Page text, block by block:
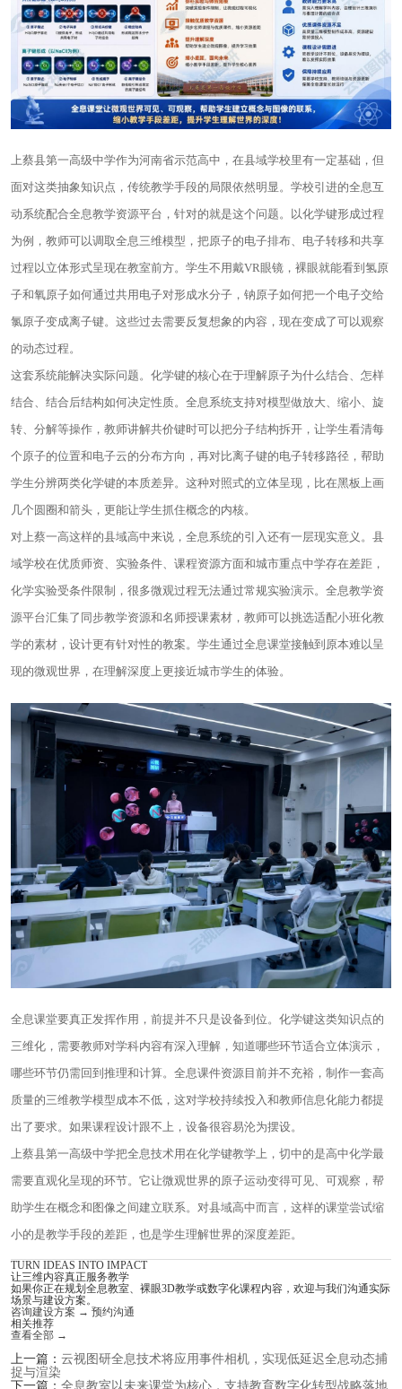
上蔡县第一高级中学作为河南省示范高中，在县域学校里有一定基础，但
面对这类抽象知识点，传统教学手段的局限依然明显。学校引进的全息互
动系统配合全息教学资源平台，针对的就是这个问题。以化学键形成过程
为例，教师可以调取全息三维模型，把原子的电子排布、电子转移和共享
过程以立体形式呈现在教室前方。学生不用戴VR眼镜，裸眼就能看到氢原
子和氧原子如何通过共用电子对形成水分子，钠原子如何把一个电子交给
氯原子变成离子键。这些过去需要反复想象的内容，现在变成了可以观察
的动态过程。
这套系统能解决实际问题。化学键的核心在于理解原子为什么结合、怎样
结合、结合后结构如何决定性质。全息系统支持对模型做放大、缩小、旋
转、分解等操作，教师讲解共价键时可以把分子结构拆开，让学生看清每
个原子的位置和电子云的分布方向，再对比离子键的电子转移路径，帮助
学生分辨两类化学键的本质差异。这种对照式的立体呈现，比在黑板上画
几个圆圈和箭头，更能让学生抓住概念的内核。
对上蔡一高这样的县域高中来说，全息系统的引入还有一层现实意义。县
域学校在优质师资、实验条件、课程资源方面和城市重点中学存在差距，
化学实验受条件限制，很多微观过程无法通过常规实验演示。全息教学资
源平台汇集了同步教学资源和名师授课素材，教师可以挑选适配小班化教
学的素材，设计更有针对性的教案。学生通过全息课堂接触到原本难以呈
现的微观世界，在理解深度上更接近城市学生的体验。
全息课堂要真正发挥作用，前提并不只是设备到位。化学键这类知识点的
三维化，需要教师对学科内容有深入理解，知道哪些环节适合立体演示，
哪些环节仍需回到推理和计算。全息课件资源目前并不充裕，制作一套高
质量的三维教学模型成本不低，这对学校持续投入和教师信息化能力都提
出了要求。如果课程设计跟不上，设备很容易沦为摆设。
上蔡县第一高级中学把全息技术用在化学键教学上，切中的是高中化学最
需要直观化呈现的环节。它让微观世界的原子运动变得可见、可观察，帮
助学生在概念和图像之间建立联系。对县域高中而言，这样的课堂尝试缩
小的是教学手段的差距，也是学生理解世界的深度差距。
TURN IDEAS INTO IMPACT
让三维内容真正服务教学
如果你正在规划全息教室、裸眼3D教学或数字化课程内容，欢迎与我们沟通实际
场景与建设方案。
咨询建设方案 → 预约沟通
相关推荐
查看全部 →
上一篇： 云视图研全息技术将应用事件相机，实现低延迟全息动态捕
捉与渲染
下一篇： 全息教室以未来课堂为核心，支持教育数字化转型战略落地